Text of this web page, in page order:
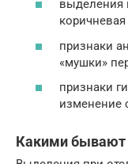
выделения
признаки
«мушки»
признаки
изменение
Какими бывают